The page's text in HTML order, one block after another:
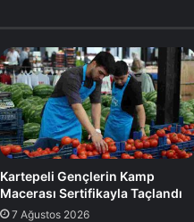
Kartepeli Gençlerin Kamp
Macerası Sertifikayla Taçlandı
7 Ağustos 2026